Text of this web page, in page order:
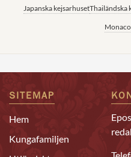
Japanska kejsarhusetThailändska
SITEMAP
Hem
Kungafamiljen